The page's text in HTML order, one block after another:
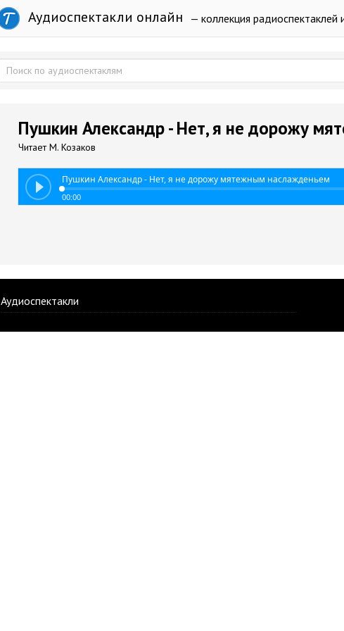
Аудиоспектакли онлайн — коллекция
Пушкин Александр - Нет, я не дорожу
Читает М. Козаков
Пушкин Александр - Нет, я не дорожу мятежным наслажденьем
00:00
Аудиоспектакли